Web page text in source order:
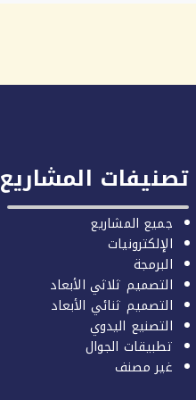
تصنيفات المشاريع
جميع المشاريع
الإلكترونيات
البرمجة
التصميم ثلاثي الأبعاد
التصميم ثنائي الأبعاد
التصنيع اليدوي
تطبيقات الجوال
غير مصنف